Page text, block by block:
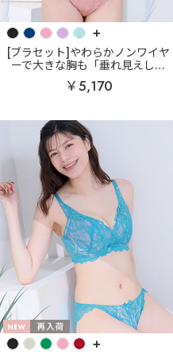
+
[ブラセット]やわらかノンワイヤ
ーで大きな胸も「垂れ見えしな
小さく見せる ノンワイヤ
ー ブラジャー&ショーツ (グラマ
￥5,170
+